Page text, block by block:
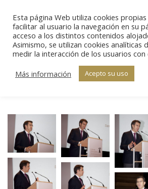
IV Edición –
Ceremonia de
Esta página Web utiliza cookies
facilitar al usuario la navegación en su
acceso a los distintos contenidos
Asimismo, se utilizan cookies analíticas
medir la interacción de los usuarios con
Más información
Acepto su uso